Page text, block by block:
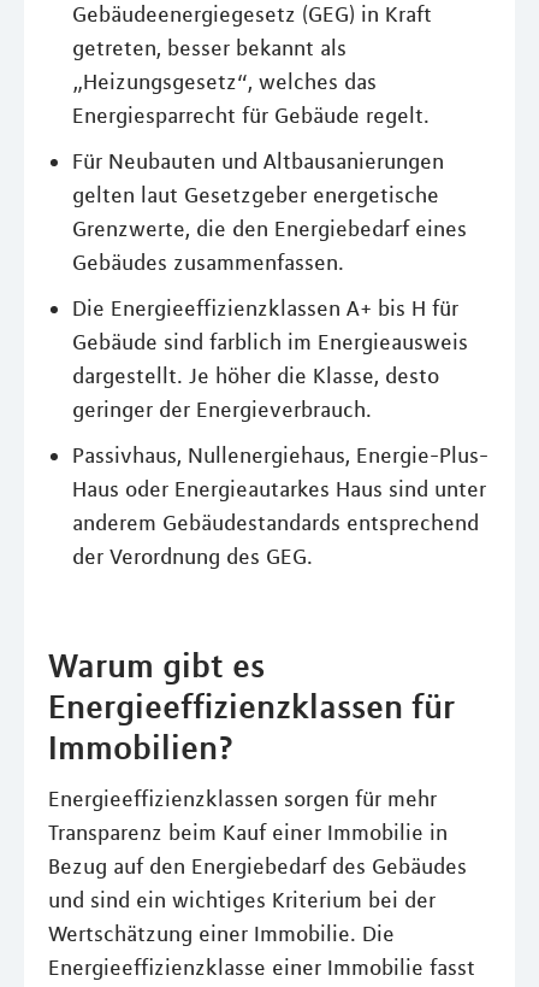
Gebäudeenergiegesetz (GEG) in Kraft
getreten, besser bekannt als
„Heizungsgesetz“, welches das
Energiesparrecht für Gebäude regelt.
Für Neubauten und Altbausanierungen
gelten laut Gesetzgeber energetische
Grenzwerte, die den Energiebedarf eines
Gebäudes zusammenfassen.
Die Energieeffizienzklassen A+ bis H für
Gebäude sind farblich im Energieausweis
dargestellt. Je höher die Klasse, desto
geringer der Energieverbrauch.
Passivhaus, Nullenergiehaus, Energie-Plus-
Haus oder Energieautarkes Haus sind unter
anderem Gebäudestandards entsprechend
der Verordnung des GEG.
Warum gibt es
Energieeffizienzklassen für
Immobilien?
Energieeffizienzklassen sorgen für mehr
Transparenz beim Kauf einer Immobilie in
Bezug auf den Energiebedarf des Gebäudes
und sind ein wichtiges Kriterium bei der
Wertschätzung einer Immobilie. Die
Energieeffizienzklasse einer Immobilie fasst